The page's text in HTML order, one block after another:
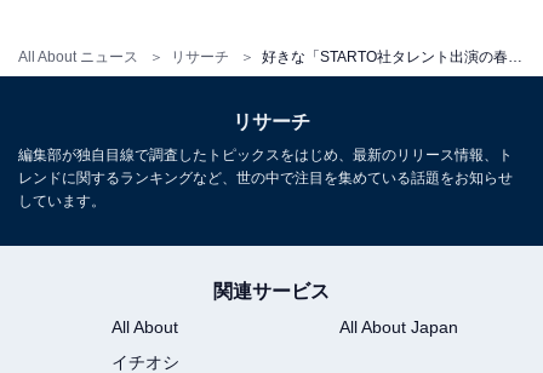
All About ニュース リサーチ
長年に渡ってテレビ局でバラエティー番組、情報番組などを制作。
その後、フリーランスの編集・ライターに転身。芸能情報に精通
し、週刊誌、ネットニュースでテレビや芸能人に関するコラムなど
を執筆。編集プロダクション「ゆるま」を立ち上げる。
...続きを読む
る
リサーチ
編集部が独自目線で調査したトピックスをはじめ、最新のリリース情報、ト
レンドに関するランキングなど、世の中で注目を集めている話題をお知らせ
しています。
関連サービス
All About
All About Japan
イチオシ